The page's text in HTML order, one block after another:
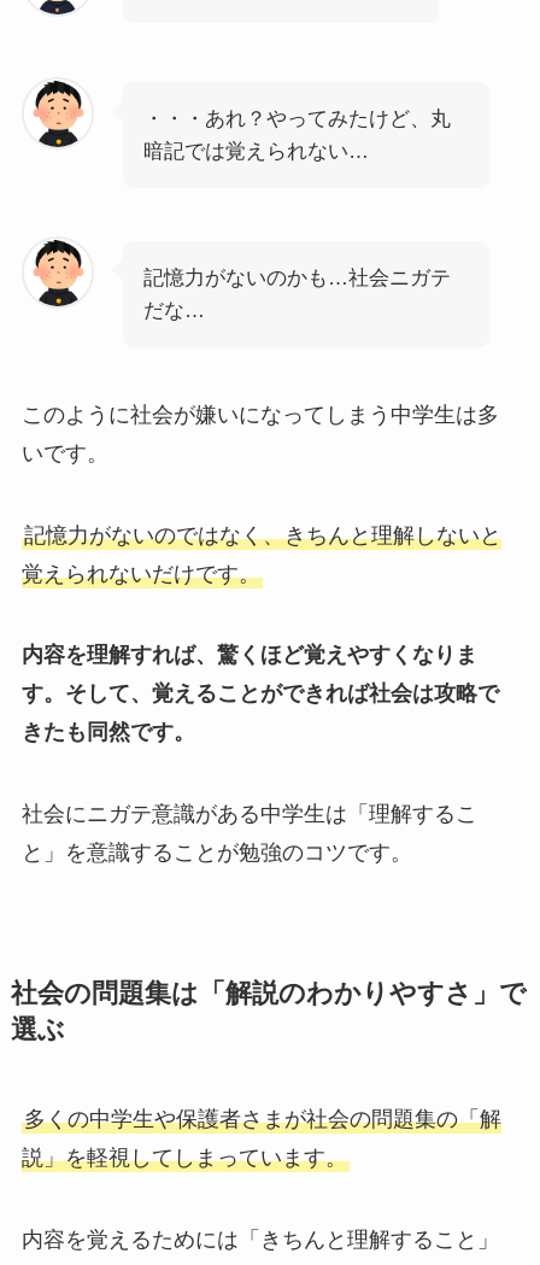
・・・あれ？やってみたけど、丸
暗記では覚えられない…
記憶力がないのかも…社会ニガテ
だな…
このように社会が嫌いになってしまう中学生は多
いです。
記憶力がないのではなく、きちんと理解しないと
覚えられないだけです。
内容を理解すれば、驚くほど覚えやすくなりま
す。そして、覚えることができれば社会は攻略で
きたも同然です。
社会にニガテ意識がある中学生は「理解するこ
と」を意識することが勉強のコツです。
社会の問題集は「解説のわかりやすさ」で
選ぶ
多くの中学生や保護者さまが社会の問題集の「解
説」を軽視してしまっています。
内容を覚えるためには「きちんと理解すること」